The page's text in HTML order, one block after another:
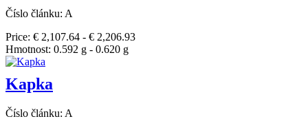
Číslo článku: A
Price: € 2,107.64 - € 2,206.93
Hmotnost: 0.592 g - 0.620 g
Kapka
Číslo článku: A